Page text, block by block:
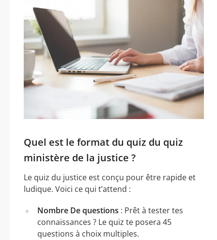
Quel est le format du quiz du quiz
ministère de la justice ?
Le quiz du justice est conçu pour être rapide et
ludique. Voici ce qui t’attend :
Nombre De questions : Prêt à tester tes
connaissances ? Le quiz te posera 45
questions à choix multiples.